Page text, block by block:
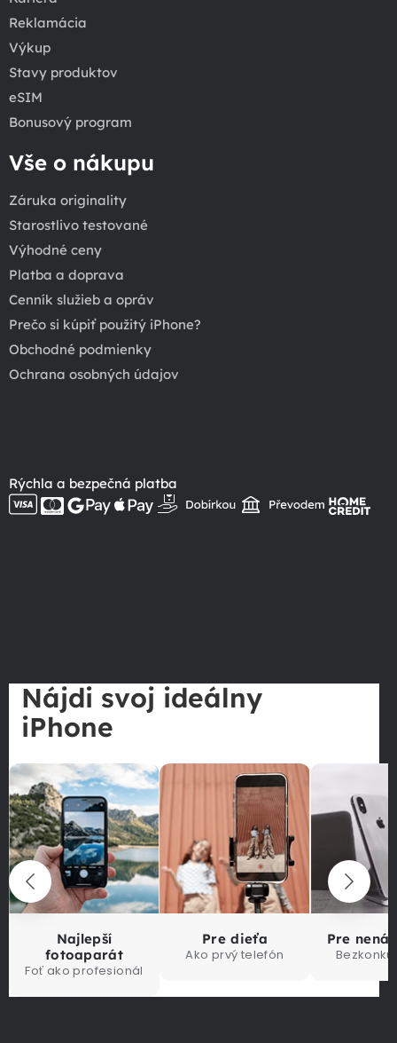
Reklamácia
Výkup
Stavy produktov
eSIM
Bonusový program
Vše o nákupu
Záruka originality
Starostlivo testované
Výhodné ceny
Platba a doprava
Cenník služieb a opráv
Prečo si kúpiť použitý iPhone?
Obchodné podmienky
Ochrana osobných údajov
Rýchla a bezpečná platba
Nájdi svoj ideálny
iPhone
Najlepší
fotoaparát
Foť ako profesionál
Pre dieťa
Ako prvý telefón
Pre